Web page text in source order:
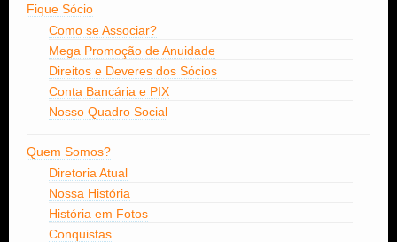
Fique Sócio
Como se Associar?
Mega Promoção de Anuidade
Direitos e Deveres dos Sócios
Conta Bancária e PIX
Nosso Quadro Social
Quem Somos?
Diretoria Atual
Nossa História
História em Fotos
Conquistas